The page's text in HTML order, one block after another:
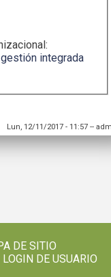
integrada
Lun, 12/11/2017 - 11:57 --
DE SITIO
LOGIN DE USUARIO